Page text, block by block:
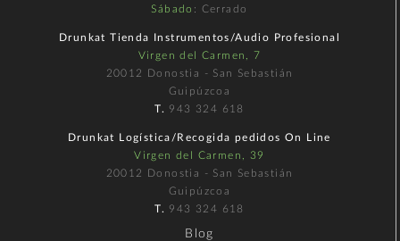
Sábado : Cerrado
Drunkat Tienda Instrumentos/Audio Profesional
Virgen del Carmen, 7
20012 Donostia - San Sebastián
Guipúzcoa
T. 943 324 618
Drunkat Logística/Recogida pedidos On Line
Virgen del Carmen, 39
20012 Donostia - San Sebastián
Guipúzcoa
T. 943 324 618
Blog